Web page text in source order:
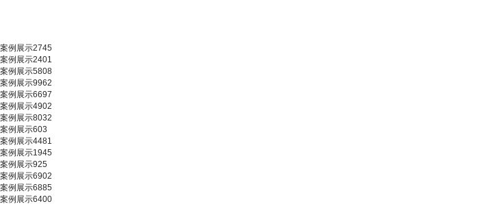
案例展示2745
案例展示2401
案例展示5808
案例展示9962
案例展示6697
案例展示4902
案例展示8032
案例展示603
案例展示4481
案例展示1945
案例展示925
案例展示6902
案例展示6885
案例展示6400